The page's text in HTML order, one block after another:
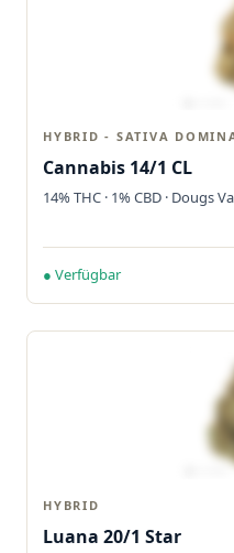
HYBRID - SATIVA
Cannabis 14/1 CL
14% THC · 1% CBD · Dougs
● Verfügbar
HYBRID
Luana 20/1 Star